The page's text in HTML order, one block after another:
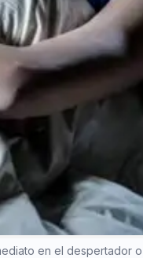
en el despertador